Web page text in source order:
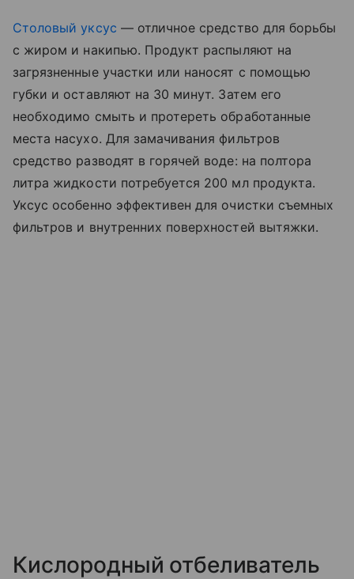
Столовый уксус — отличное средство для борьбы
с жиром и накипью. Продукт распыляют на
загрязненные участки или наносят с помощью
губки и оставляют на 30 минут. Затем его
необходимо смыть и протереть обработанные
места насухо. Для замачивания фильтров
средство разводят в горячей воде: на полтора
литра жидкости потребуется 200 мл продукта.
Уксус особенно эффективен для очистки съемных
фильтров и внутренних поверхностей вытяжки.
Кислородный отбеливатель